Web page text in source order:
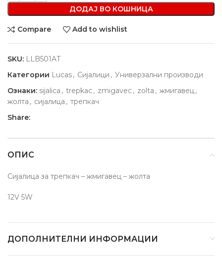
ДОДАЈ ВО КОШНИЦА
Compare Add to wishlist
SKU: LLB501AT
Категории Lucas, Сијалици , Универзални производи
Ознаки: sijalica , trepkac, zmigavec, zolta , жмигавец,
жолта , сијалица , трепкач
Share:
ОПИС
Сијалица за трепкач – жмигавец – жолта
12V 5W
ДОПОЛНИТЕЛНИ ИНФОРМАЦИИ